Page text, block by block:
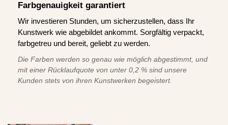
Farbgenauigkeit garantiert
Wir investieren Stunden, um sicherzustellen, dass Ihr
Kunstwerk wie abgebildet ankommt. Sorgfältig verpackt,
farbgetreu und bereit, geliebt zu werden.
Die Farben werden so genau wie möglich abgestimmt, und
mit einer Rücklaufquote von unter 0,2 % sind unsere
Kunden stets von ihren Kunstwerken begeistert.